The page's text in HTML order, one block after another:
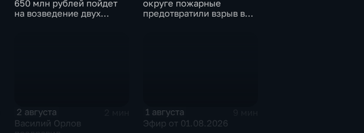
650 млн рублей пойдет
на возведение двух
округе пожарные
предотвратили взрыв в
2 августа
Василий Орлов
1 августа
Эфир от 01.08.2026